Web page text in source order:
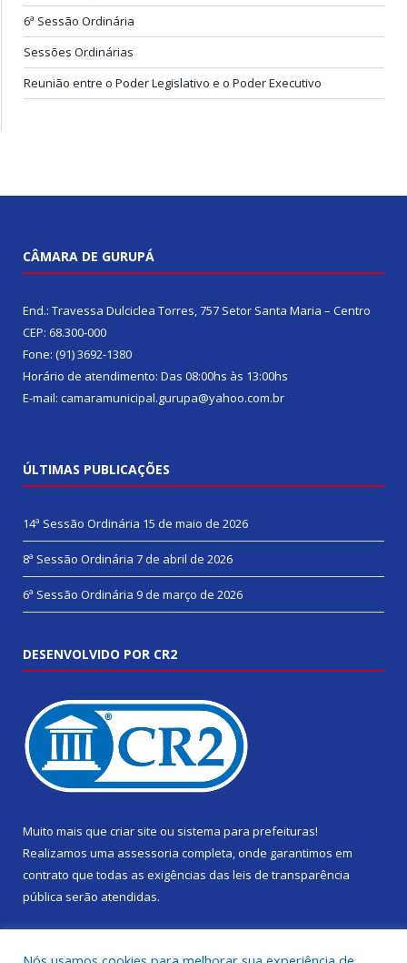
6ª Sessão Ordinária
Sessões Ordinárias
Reunião entre o Poder Legislativo e o Poder Executivo
CÂMARA DE GURUPÁ
End.: Travessa Dulciclea Torres, 757 Setor Santa Maria – Centro
CEP: 68.300-000
Fone: (91) 3692-1380
Horário de atendimento: Das 08:00hs às 13:00hs
E-mail: camaramunicipal.gurupa@yahoo.com.br
ÚLTIMAS PUBLICAÇÕES
14ª Sessão Ordinária 15 de maio de 2026
8ª Sessão Ordinária 7 de abril de 2026
6ª Sessão Ordinária 9 de março de 2026
DESENVOLVIDO POR CR2
Muito mais que criar site ou sistema para prefeituras!
Realizamos uma assessoria completa, onde garantimos em
contrato que todas as exigências das leis de transparência
pública serão atendidas.